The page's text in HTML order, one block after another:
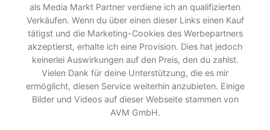
als Media Markt Partner verdiene ich an qualifizierten
Verkäufen. Wenn du über einen dieser Links einen Kauf
tätigst und die Marketing-Cookies des Werbepartners
akzeptierst, erhalte ich eine Provision. Dies hat jedoch
keinerlei Auswirkungen auf den Preis, den du zahlst.
Vielen Dank für deine Unterstützung, die es mir
ermöglicht, diesen Service weiterhin anzubieten. Einige
Bilder und Videos auf dieser Webseite stammen von
AVM GmbH.